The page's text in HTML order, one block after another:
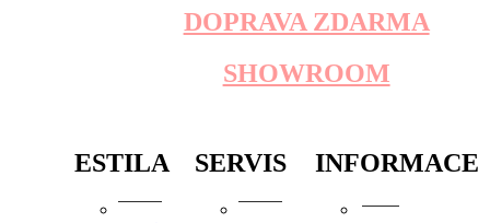
DOPRAVA ZDARMA
SHOWROOM
ESTILA SERVIS INFORMACE